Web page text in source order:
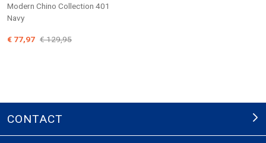
Modern Chino Collection 401
Navy
€ 77,97 € 129,95
CONTACT